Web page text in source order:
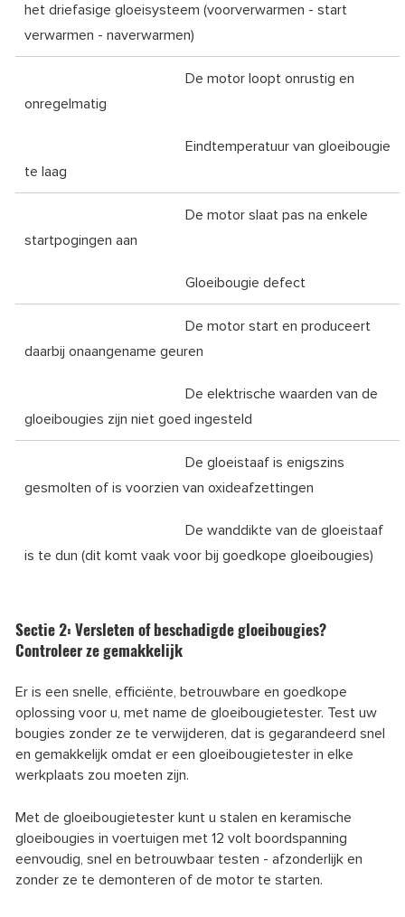
het driefasige gloeisysteem (voorverwarmen - start
verwarmen - naverwarmen)
De motor loopt onrustig en
onregelmatig
Eindtemperatuur van gloeibougie
te laag
De motor slaat pas na enkele
startpogingen aan
Gloeibougie defect
De motor start en produceert
daarbij onaangename geuren
De elektrische waarden van de
gloeibougies zijn niet goed ingesteld
De gloeistaaf is enigszins
gesmolten of is voorzien van oxideafzettingen
De wanddikte van de gloeistaaf
is te dun (dit komt vaak voor bij goedkope gloeibougies)
Sectie 2: Versleten of beschadigde gloeibougies?
Controleer ze gemakkelijk
Er is een snelle, efficiënte, betrouwbare en goedkope
oplossing voor u, met name de gloeibougietester. Test uw
bougies zonder ze te verwijderen, dat is gegarandeerd snel
en gemakkelijk omdat er een gloeibougietester in elke
werkplaats zou moeten zijn.
Met de gloeibougietester kunt u stalen en keramische
gloeibougies in voertuigen met 12 volt boordspanning
eenvoudig, snel en betrouwbaar testen - afzonderlijk en
zonder ze te demonteren of de motor te starten.